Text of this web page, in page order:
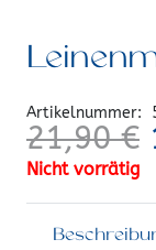
Artikelnummer:
21,90€
Nicht vorrätig